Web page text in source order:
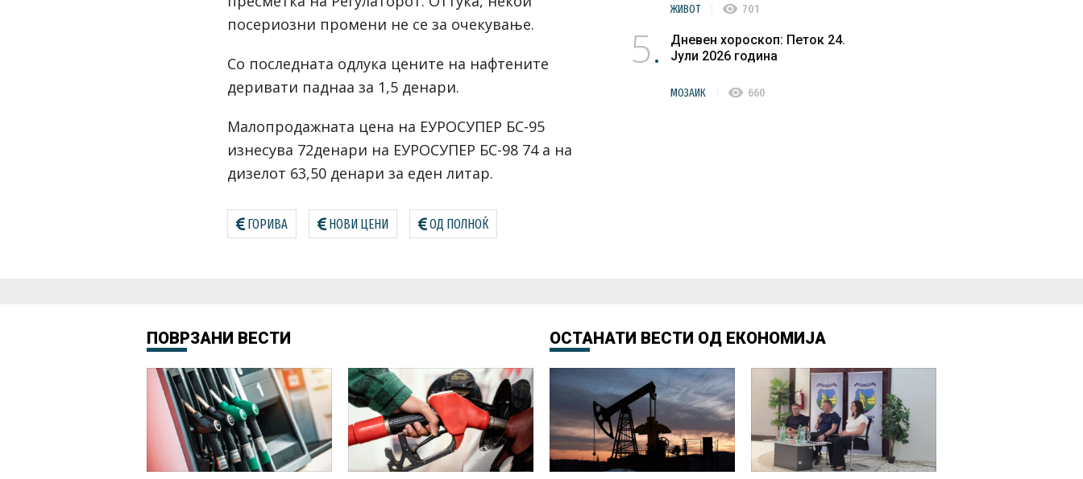
посериозни промени не се за очекување.
Со последната одлука цените на нафтените
деривати паднаа за 1,5 денари.
Малопродажната цена на ЕУРОСУПЕР БС-95
изнесува 72денари на ЕУРОСУПЕР БС-98 74 а на
дизелот 63,50 денари за еден литар.
ГОРИВА НОВИ ЦЕНИ ОД ПОЛНОЌ
ЖИВОТ visibility 701
5
Дневен хороскоп: Петок 24.
Јули 2026 година
МОЗАИК visibility 660
ПОВРЗАНИ ВЕСТИ ОСТАНАТИ ВЕСТИ ОД ЕКОНОМИЈА